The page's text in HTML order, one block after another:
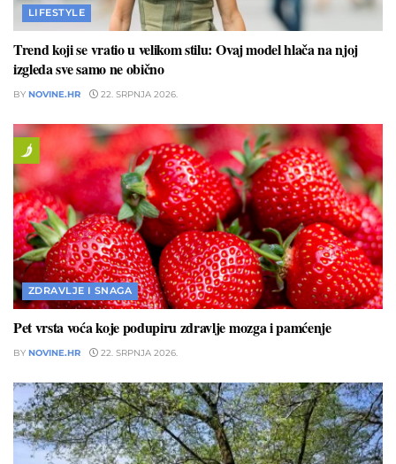
LIFESTYLE
Trend koji se vratio u velikom stilu: Ovaj model hlača na njoj
izgleda sve samo ne obično
BY NOVINE.HR 22. SRPNJA 2026.
ZDRAVLJE I SNAGA
Pet vrsta voća koje podupiru zdravlje mozga i pamćenje
BY NOVINE.HR 22. SRPNJA 2026.